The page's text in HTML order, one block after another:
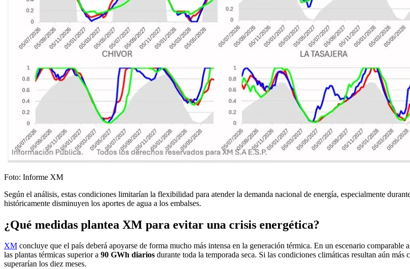
Foto: Informe XM
Según el análisis, estas condiciones limitarían la flexibilidad para atender la demanda nacional de energía, especialmente
históricamente disminuyen los aportes de agua a los embalses.
¿Qué medidas plantea XM para evitar una crisis energética?
XM concluye que el país deberá apoyarse de forma mucho más intensa en la generación térmica. En un escenario
las plantas térmicas superior a 90 GWh diarios durante toda la temporada seca. Si las condiciones climáticas resultan aún más
superarían los diez meses.